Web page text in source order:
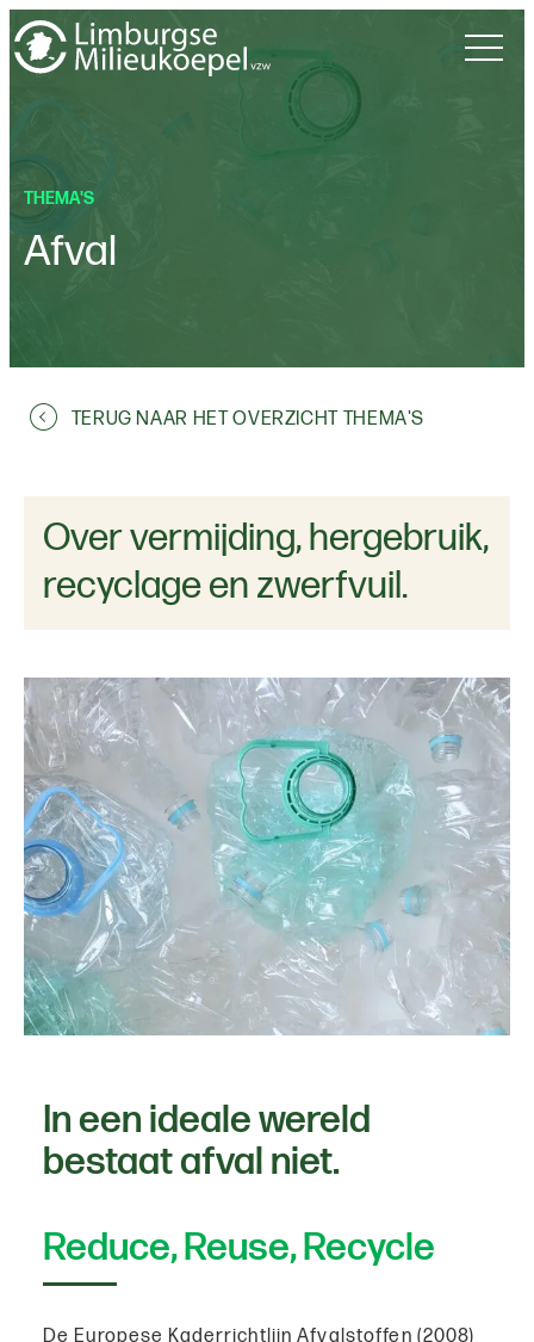
THEMA'S
Afval
TERUG NAAR HET OVERZICHT THEMA'S
Over vermijding, hergebruik,
recyclage en zwerfvuil.
In een ideale wereld
bestaat afval niet.
Reduce, Reuse, Recycle
De Europese Kaderrichtlijn Afvalstoffen (2008)